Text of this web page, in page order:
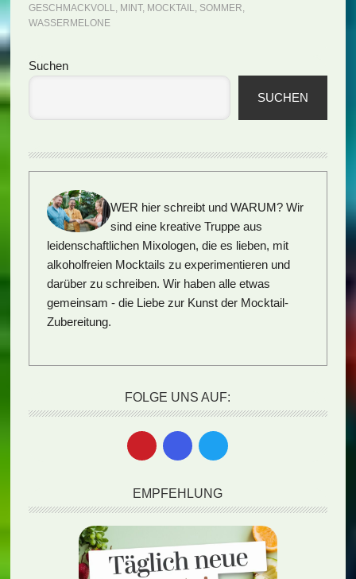
GESCHMACKVOLL, MINT, MOCKTAIL, SOMMER,
WASSERMELONE
Seitenspalte
Suchen
SUCHEN
WER hier schreibt und WARUM? Wir
sind eine kreative Truppe aus
leidenschaftlichen Mixologen, die es lieben, mit
alkoholfreien Mocktails zu experimentieren und
darüber zu schreiben. Wir haben alle etwas
gemeinsam - die Liebe zur Kunst der Mocktail-
Zubereitung.
FOLGE UNS AUF:
EMPFEHLUNG